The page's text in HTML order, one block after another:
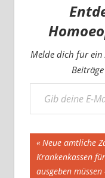
Melde dich für ein
Gib deine E-Mail-Adresse ein ...
Vorheriger
Beitrag:
Neue amtliche
Krankenkassen
ausgeben